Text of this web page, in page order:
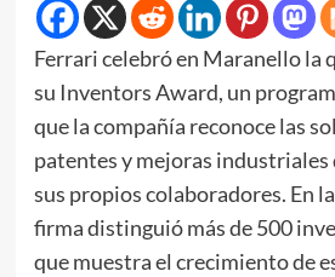
Ferrari celebró en Maranello la
su Inventors Award, un
que la compañía reconoce las
patentes y mejoras
sus propios colaboradores. En
firma distinguió más de 500
que muestra el crecimiento de